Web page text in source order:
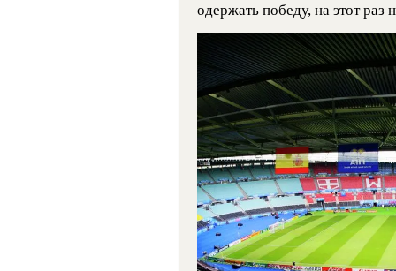
одержать победу, на этот